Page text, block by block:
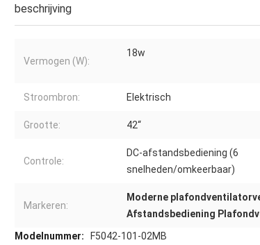
beschrijving
Vermogen (W):
18w
Stroombron: Elektrisch
Grootte: 42“
Controle:
DC-afstandsbediening (6
snelheden/omkeerbaar)
Markeren:
Moderne
Afstandsbediening
Modelnummer:
F5042-101-02MB